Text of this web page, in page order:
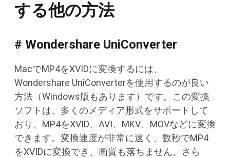
する他の方法
# Wondershare UniConverter
MacでMP4をXVIDに変換するには、
Wondershare UniConverterを使用するのが良い
方法（Windows版もあります）です。この変換
ソフトは、多くのメディア形式をサポートして
おり、MP4をXVID、AVI、MKV、MOVなどに変換
できます。変換速度が非常に速く、数秒でMP4
をXVIDに変換でき、画質も落ちません。さら